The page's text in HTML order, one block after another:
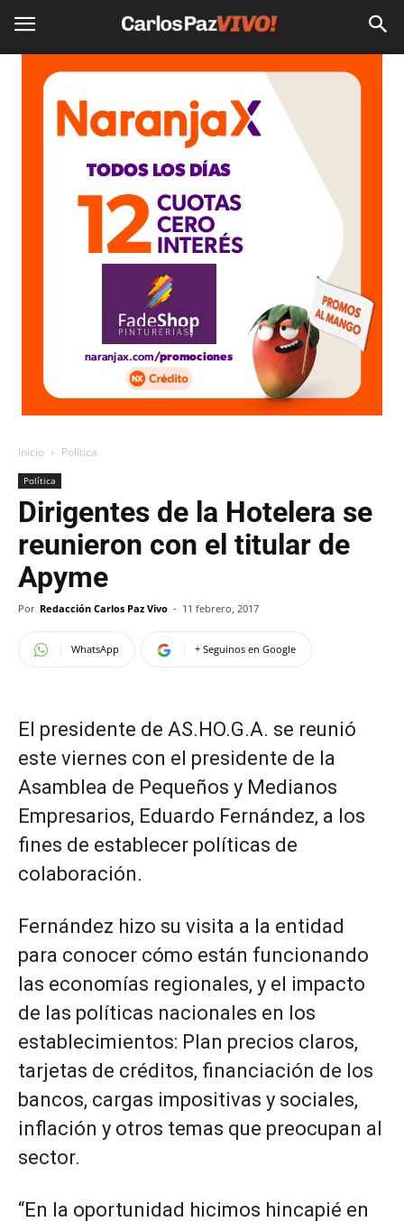
Inicio Política
Política
Dirigentes de la Hotelera se
reunieron con el titular de
Apyme
Por Redacción Carlos Paz Vivo - 11 febrero, 2017
WhatsApp + Seguinos en Google
El presidente de AS.HO.G.A. se reunió
este viernes con el presidente de la
Asamblea de Pequeños y Medianos
Empresarios, Eduardo Fernández, a los
fines de establecer políticas de
colaboración.
Fernández hizo su visita a la entidad
para conocer cómo están funcionando
las economías regionales, y el impacto
de las políticas nacionales en los
establecimientos: Plan precios claros,
tarjetas de créditos, financiación de los
bancos, cargas impositivas y sociales,
inflación y otros temas que preocupan al
sector.
“En la oportunidad hicimos hincapié en